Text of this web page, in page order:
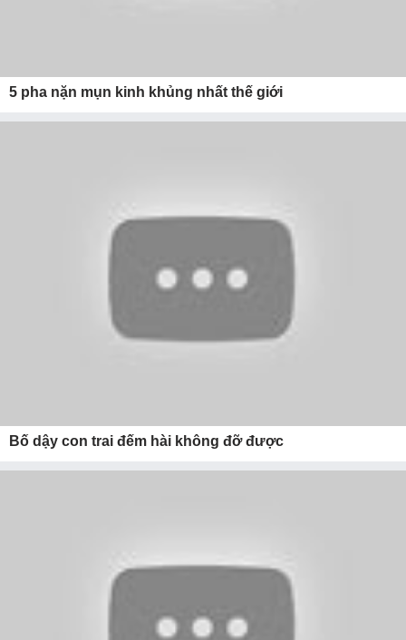
5 pha nặn mụn kinh khủng nhất thế giới
Bố dậy con trai đếm hài không đỡ được